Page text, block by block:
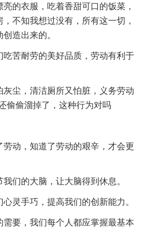
衣服，吃着香甜可口的饭菜，
不知我想过没有，所有这一切，
造出来的。
苦耐劳的美好品质，劳动有利于
尘，清洁厕所又怕脏，义务劳动
偷偷溜掉了，这种行为对吗
动，知道了劳动的艰辛，才会更
的大脑，让大脑得到休息。
手巧，提高我们的创新能力。
要，我们每个人都应掌握最基本